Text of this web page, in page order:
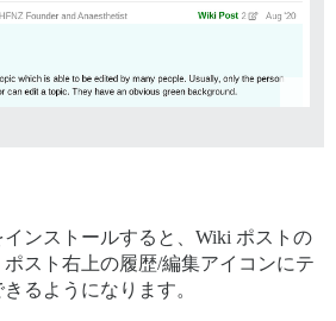
ンストールすると、Wiki ポストの
スト右上の履歴/編集アイコンにテ
るようになります。